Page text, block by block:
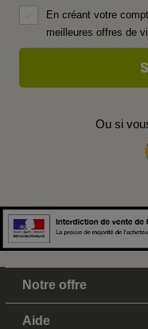
En créant votre
meilleures offres de
Ou si
Notre offre
Aide